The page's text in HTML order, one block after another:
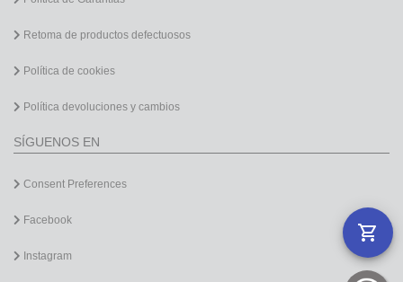
Retoma de productos defectuosos
Política de cookies
Política devoluciones y cambios
SÍGUENOS EN
Consent Preferences
Facebook
Instagram